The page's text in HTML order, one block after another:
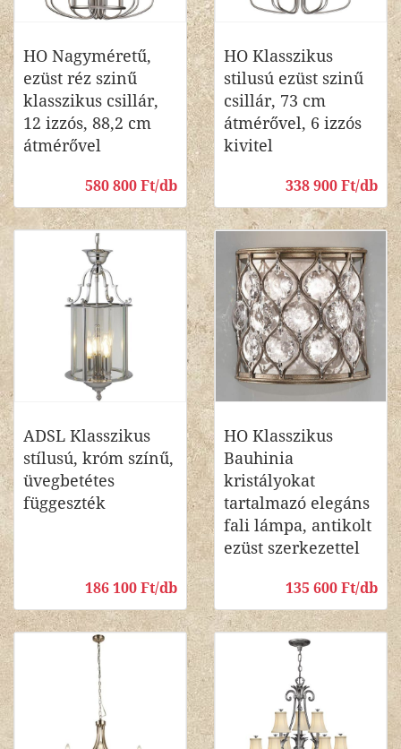
HO Nagyméretű,
ezüst réz szinű
klasszikus csillár,
12 izzós, 88,2 cm
átmérővel
580 800 Ft/db
HO Klasszikus
stilusú ezüst szinű
csillár, 73 cm
átmérővel, 6 izzós
kivitel
338 900 Ft/db
ADSL Klasszikus
stílusú, króm színű,
üvegbetétes
függeszték
186 100 Ft/db
HO Klasszikus
Bauhinia
kristályokat
tartalmazó elegáns
fali lámpa, antikolt
ezüst szerkezettel
135 600 Ft/db